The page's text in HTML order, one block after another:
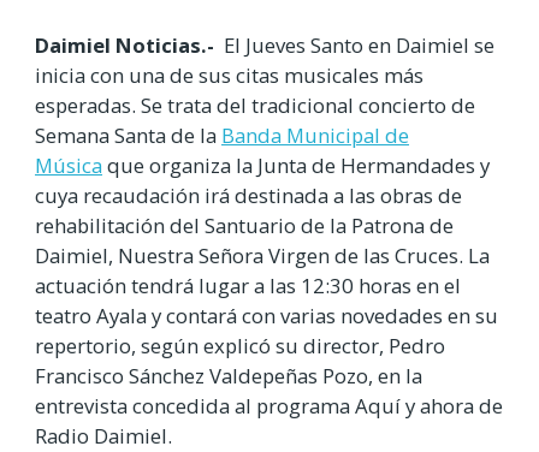
Daimiel Noticias.- El Jueves Santo en Daimiel se
inicia con una de sus citas musicales más
esperadas. Se trata del tradicional concierto de
Semana Santa de la Banda Municipal de
Músicaque organiza la Junta de Hermandades y
cuya recaudación irá destinada a las obras de
rehabilitación del Santuario de la Patrona de
Daimiel, Nuestra Señora Virgen de las Cruces. La
actuación tendrá lugar a las 12:30 horas en el
teatro Ayala y contará con varias novedades en su
repertorio, según explicó su director, Pedro
Francisco Sánchez Valdepeñas Pozo, en la
entrevista concedida al programa Aquí y ahora de
Radio Daimiel.